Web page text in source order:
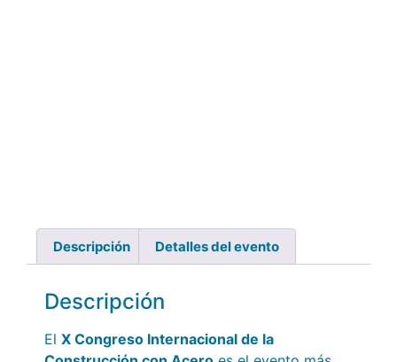
Descripción Detalles del evento
Descripción
El X Congreso Internacional de la